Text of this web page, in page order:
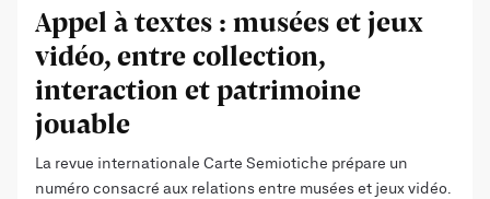
Appel à textes : musées et jeux
vidéo, entre collection,
interaction et patrimoine
jouable
La revue internationale Carte Semiotiche prépare un
numéro consacré aux relations entre musées et jeux vidéo.